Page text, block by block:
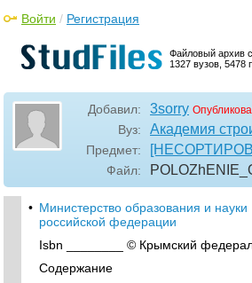
Файловый архив
1327 вузов, 5478
Войти / Регистрация
Добавил: 3sorry
Вуз: Академия
Предмет:
Файл:
• Министерство образования и науки
российской федерации
Isbn ________ © Крымский
Содержание